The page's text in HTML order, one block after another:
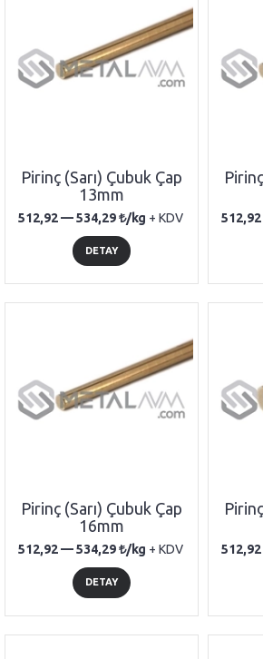
Pirinç (Sarı) Çubuk Çap
13mm
512,92 —534,29 /kg + KDV
DETAY
Pirinç (Sarı) Çubuk Çap
16mm
512,92 —534,29 /kg + KDV
DETAY